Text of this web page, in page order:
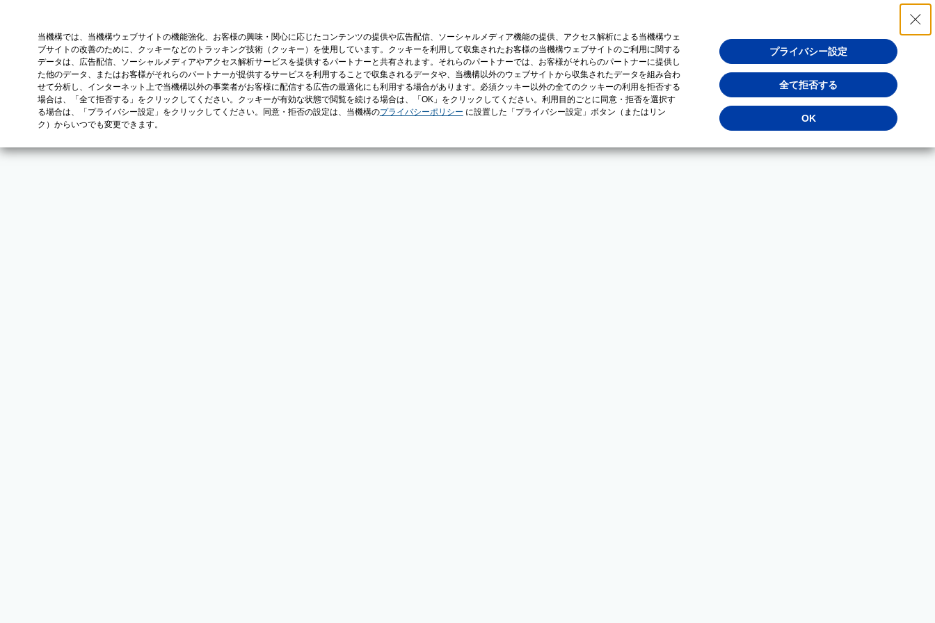
当機構では、当機構ウェブサイトの機能強化、お客様の興味・関心に応じたコンテンツの提供や広告配信、ソーシャルメディア機能の提供、アクセス解析による当機構ウェ
ブサイトの改善のために、クッキーなどのトラッキング技術（クッキー）を使用しています。クッキーを利用して収集されたお客様の当機構ウェブサイトのご利用に関する
データは、広告配信、ソーシャルメディアやアクセス解析サービスを提供するパートナーと共有されます。それらのパートナーでは、お客様がそれらのパートナーに提供し
た他のデータ、またはお客様がそれらのパートナーが提供するサービスを利用することで収集されるデータや、当機構以外のウェブサイトから収集されたデータを組み合わ
せて分析し、インターネット上で当機構以外の事業者がお客様に配信する広告の最適化にも利用する場合があります。必須クッキー以外の全てのクッキーの利用を拒否する
場合は、「全て拒否する」をクリックしてください。クッキーが有効な状態で閲覧を続ける場合は、「OK」をクリックしてください。利用目的ごとに同意・拒否を選択す
る場合は、「プライバシー設定」をクリックしてください。同意・拒否の設定は、当機構のプライバシーポリシー に設置した「プライバシー設定」ボタン（またはリン
ク）からいつでも変更できます。
プライバシー設定
全て拒否する
OK